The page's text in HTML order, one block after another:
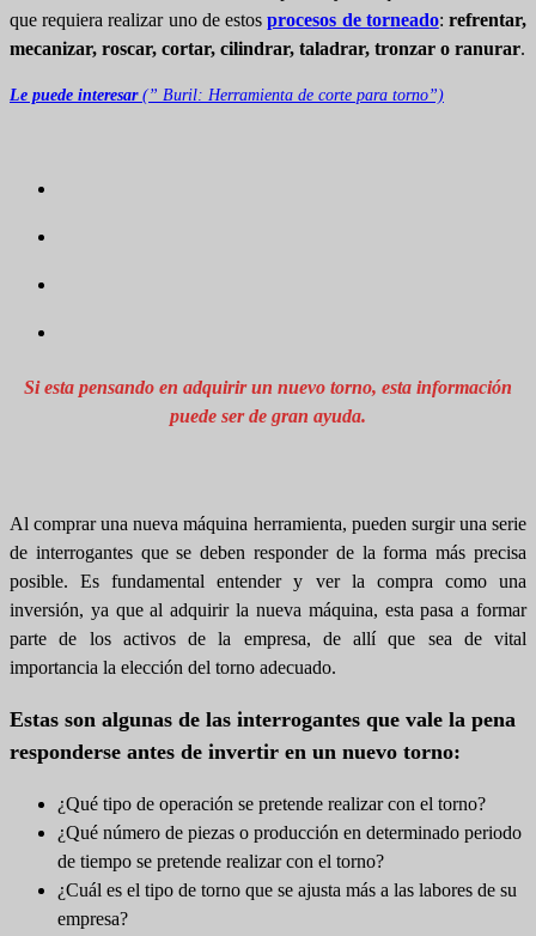
que requiera realizar uno de estosprocesos de torneado:refrentar,
mecanizar, roscar, cortar, cilindrar, taladrar, tronzar o ranurar.
Le puede interesar(” Buril: Herramienta de corte para torno”)
Si esta pensando en adquirir un nuevo torno, esta información
puede ser de gran ayuda.
Al comprar una nueva máquina herramienta, pueden surgir una serie
de interrogantes que se deben responder de la forma más precisa
posible. Es fundamental entender y ver la compra como una
inversión, ya que al adquirir la nueva máquina, esta pasa a formar
parte de los activos de la empresa, de allí que sea de vital
importancia la elección del torno adecuado.
Estas son algunas de las interrogantes que vale la pena
responderse antes de invertir en un nuevo torno:
¿Qué tipo de operación se pretende realizar con el torno?
¿Qué número de piezas o producción en determinado periodo
de tiempo se pretende realizar con el torno?
¿Cuál es el tipo de torno que se ajusta más a las labores de su
empresa?